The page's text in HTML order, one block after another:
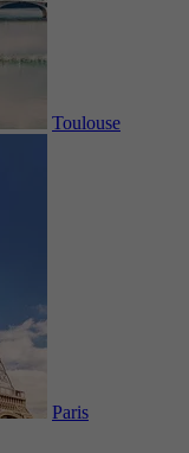
Toulouse
Paris